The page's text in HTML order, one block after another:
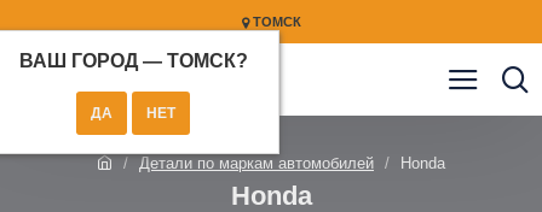
ТОМСК
ВАШ ГОРОД — ТОМСК?
Детали по маркам автомобилей Honda
Honda